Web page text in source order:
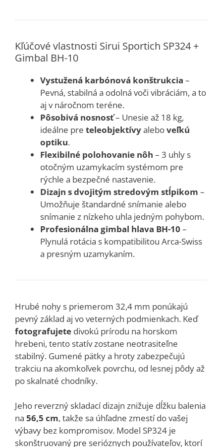
Kľúčové vlastnosti Sirui Sportich SP324 +
Gimbal BH-10
Vystužená karbónová konštrukcia –
Pevná, stabilná a odolná voči vibráciám, a to
aj v náročnom teréne.
Pôsobivá nosnosť– Unesie až 18 kg,
ideálne pre teleobjektívyaleboveľkú
optiku.
Flexibilné polohovanie nôh – 3 uhly s
otočným uzamykacím systémom pre
rýchle a bezpečné nastavenie.
Dizajn s dvojitým stredovým stĺpikom –
Umožňuje štandardné snímanie alebo
snímanie z nízkeho uhla jedným pohybom.
Profesionálna gimbal hlava BH-10 –
Plynulá rotácia s kompatibilitou Arca-Swiss
a presným uzamykaním.
Hrubé nohy s priemerom 32,4 mm ponúkajú
pevný základ aj vo veterných podmienkach. Keď
fotografujete divokú prírodu na horskom
hrebeni, tento statív zostane neotrasiteľne
stabilný. Gumené pätky a hroty zabezpečujú
trakciu na akomkoľvek povrchu, od lesnej pôdy až
po skalnaté chodníky.
Jeho reverzný skladací dizajn znižuje dĺžku balenia
na 56,5 cm, takže sa úhľadne zmestí do vašej
výbavy bez kompromisov. Model SP324 je
skonštruovaný pre serióznych používateľov, ktorí